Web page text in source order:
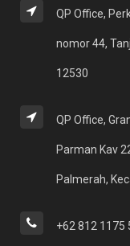
QP Office,
nomor 44,
12530
QP Office,
Parman Kav
Palmerah,
+62 812 1175